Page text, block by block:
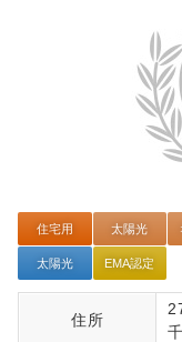
住宅用 太陽光
太陽光 EMA認定
住所